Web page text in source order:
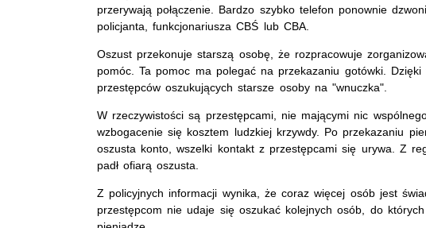
przerywają połączenie. Bardzo szybko telefon ponownie
policjanta, funkcjonariusza CBŚ lub CBA.
Oszust przekonuje starszą osobę, że rozpracowuje
pomóc. Ta pomoc ma polegać na przekazaniu gotówki.
przestępców oszukujących starsze osoby na "wnuczka".
W rzeczywistości są przestępcami, nie mającymi nic
wzbogacenie się kosztem ludzkiej krzywdy. Po przekazaniu
oszusta konto, wszelki kontakt z przestępcami się urywa. Z
padł ofiarą oszusta.
Z policyjnych informacji wynika, że coraz więcej osób jest
przestępcom nie udaje się oszukać kolejnych osób, do